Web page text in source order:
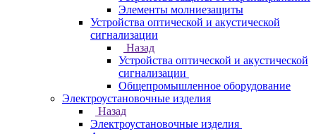
Элементы молниезащиты
Устройства оптической и акустической
сигнализации
Назад
Устройства оптической и акустической
сигнализации
Общепромышленное оборудование
Электроустановочные изделия
Назад
Электроустановочные изделия